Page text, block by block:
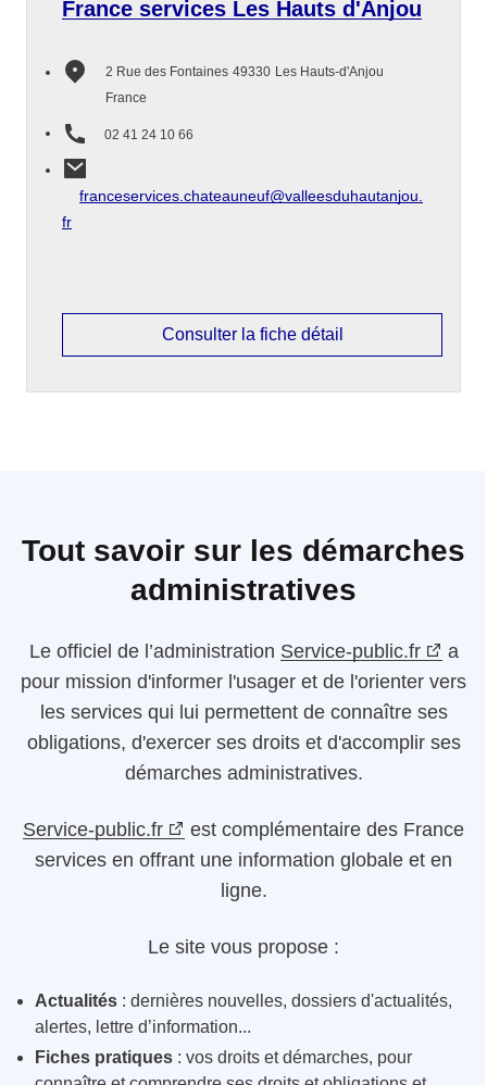
France services Les Hauts d'Anjou
2 Rue des Fontaines 49330 Les Hauts-d'Anjou
France
02 41 24 10 66
franceservices.chateauneuf@valleesduhautanjou.
fr
Consulter la fiche détail
Tout savoir sur les démarches
administratives
Le officiel de l’administration Service-public.fr
a
pour mission d'informer l'usager et de l'orienter vers
les services qui lui permettent de connaître ses
obligations, d'exercer ses droits et d'accomplir ses
démarches administratives.
Service-public.fr
est complémentaire des France
services en offrant une information globale et en
ligne.
Le site vous propose :
Actualités : dernières nouvelles, dossiers d'actualités,
alertes, lettre d’information...
Fiches pratiques : vos droits et démarches, pour